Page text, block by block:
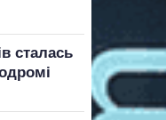
сталась